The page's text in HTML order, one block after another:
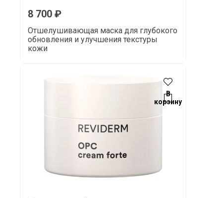
8 700 ₽
Отшелушивающая маска для глубокого
обновления и улучшения текстуры
кожи
В
корзину